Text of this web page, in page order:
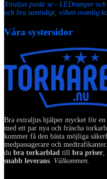
Xtraljus punkt se - LEDramper
och bra samtidigt, vilken ovanlig
Våra systersidor
Bra extraljus hjälper mycket för
med ett par nya och fräscha
kommer få den bästa möjliga
medpassagerare och
du bra torkarblad till bra priser
snabb leverans Välkommen.